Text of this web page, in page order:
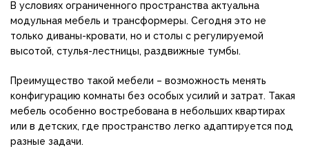
В условиях ограниченного пространства актуальна
модульная мебель и трансформеры. Сегодня это не
только диваны-кровати, но и столы с регулируемой
высотой, стулья-лестницы, раздвижные тумбы.
Преимущество такой мебели – возможность менять
конфигурацию комнаты без особых усилий и затрат. Такая
мебель особенно востребована в небольших квартирах
или в детских, где пространство легко адаптируется под
разные задачи.